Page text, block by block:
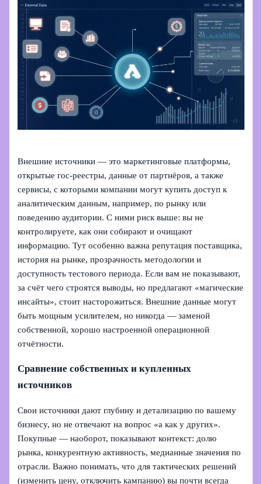
Внешние источники — это маркетинговые платформы,
открытые гос‑реестры, данные от партнёров, а также
сервисы, с которыми компании могут купить доступ к
аналитическим данным, например, по рынку или
поведению аудитории. С ними риск выше: вы не
контролируете, как они собирают и очищают
информацию. Тут особенно важна репутация поставщика,
история на рынке, прозрачность методологии и
доступность тестового периода. Если вам не показывают,
за счёт чего строятся выводы, но предлагают «магические
инсайты», стоит насторожиться. Внешние данные могут
быть мощным усилителем, но никогда — заменой
собственной, хорошо настроенной операционной
отчётности.
Сравнение собственных и купленных
источников
Свои источники дают глубину и детализацию по вашему
бизнесу, но не отвечают на вопрос «а как у других».
Покупные — наоборот, показывают контекст: долю
рынка, конкурентную активность, медианные значения по
отрасли. Важно понимать, что для тактических решений
(изменить цену, отключить кампанию) вы почти всегда